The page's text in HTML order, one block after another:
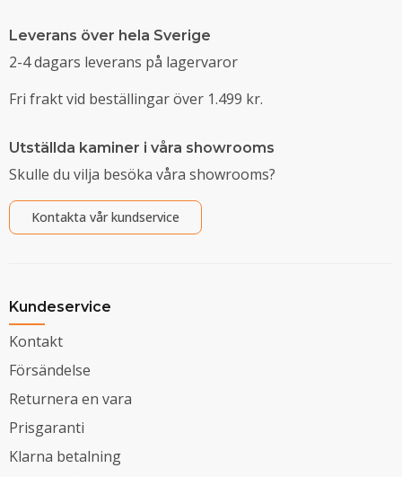
Leverans över hela Sverige
2-4 dagars leverans på lagervaror
Fri frakt vid beställingar över 1.499 kr.
Utställda kaminer i våra showrooms
Skulle du vilja besöka våra showrooms?
Kontakta vår kundservice
Kundeservice
Kontakt
Försändelse
Returnera en vara
Prisgaranti
Klarna betalning